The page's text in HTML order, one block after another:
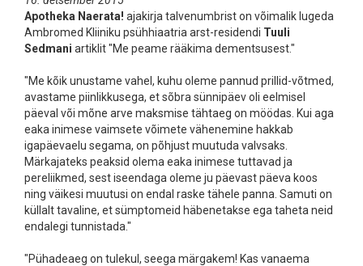
Apotheka Naerata! ajakirja talvenumbrist on võimalik lugeda
Ambromed Kliiniku psühhiaatria arst-residendi Tuuli
Sedmani artiklit "Me peame rääkima dementsusest."
"Me kõik unustame vahel, kuhu oleme pannud prillid-võtmed,
avastame piinlikkusega, et sõbra sünnipäev oli eelmisel
päeval või mõne arve maksmise tähtaeg on möödas. Kui aga
eaka inimese vaimsete võimete vähenemine hakkab
igapäevaelu segama, on põhjust muutuda valvsaks.
Märkajateks peaksid olema eaka inimese tuttavad ja
pereliikmed, sest iseendaga oleme ju päevast päeva koos
ning väikesi muutusi on endal raske tähele panna. Samuti on
küllalt tavaline, et sümptomeid häbenetakse ega taheta neid
endalegi tunnistada."
"Pühadeaeg on tulekul, seega märgakem! Kas vanaema